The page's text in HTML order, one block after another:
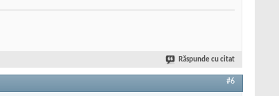
Răspunde cu citat
#6